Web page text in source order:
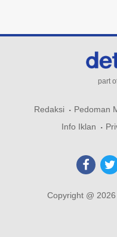
part
Redaksi Pedoman
Info Iklan
Copyright @